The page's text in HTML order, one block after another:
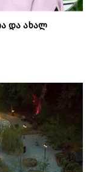
და ახალ